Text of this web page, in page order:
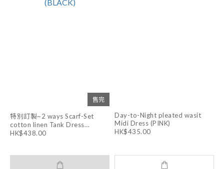
售完
特別訂製~2 ways Scarf-Set
cotton linen Tank Dress
(BLACK)
HK$438.00
Day-to-Night pleated wasit
Midi Dress (PINK)
HK$435.00